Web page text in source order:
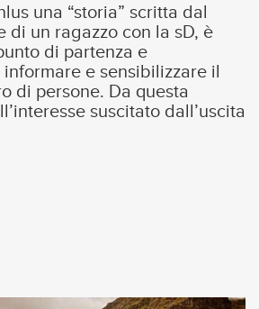
una “storia” scritta dal
di un ragazzo con la sD, è
di partenza e
informare e sensibilizzare il
di persone. Da questa
suscitato dall’uscita